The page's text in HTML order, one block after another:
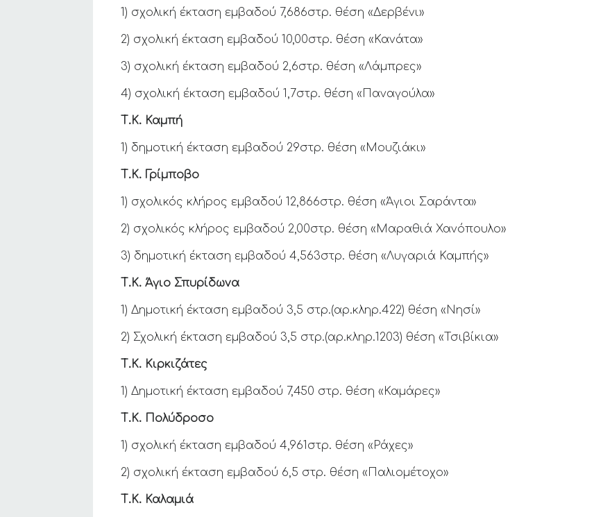
1) σχολική έκταση εμβαδού 7,686στρ. θέση «Δερβένι»
2) σχολική έκταση εμβαδού 10,00στρ. θέση «Κανάτα»
3) σχολική έκταση εμβαδού 2,6στρ. θέση «Λάμπρες»
4) σχολική έκταση εμβαδού 1,7στρ. θέση «Παναγούλα»
Τ.Κ. Καμπή
1) δημοτική έκταση εμβαδού 29στρ. θέση «Μουζιάκι»
Τ.Κ. Γρίμποβο
1) σχολικός κλήρος εμβαδού 12,866στρ. θέση «Άγιοι Σαράντα»
2) σχολικός κλήρος εμβαδού 2,00στρ. θέση «Μαραθιά Χανόπουλο»
3) δημοτική έκταση εμβαδού 4,563στρ. θέση «Λυγαριά Καμπής»
Τ.Κ. Άγιο Σπυρίδωνα
1) Δημοτική έκταση εμβαδού 3,5 στρ.(αρ.κληρ.422) θέση «Νησί»
2) Σχολική έκταση εμβαδού 3,5 στρ.(αρ.κληρ.1203) θέση «Τσιβίκια»
Τ.Κ. Κιρκιζάτες
1) Δημοτική έκταση εμβαδού 7,450 στρ. θέση «Καμάρες»
Τ.Κ. Πολύδροσο
1) σχολική έκταση εμβαδού 4,961στρ. θέση «Ράχες»
2) σχολική έκταση εμβαδού 6,5 στρ. θέση «Παλιομέτοχο»
Τ.Κ. Καλαμιά